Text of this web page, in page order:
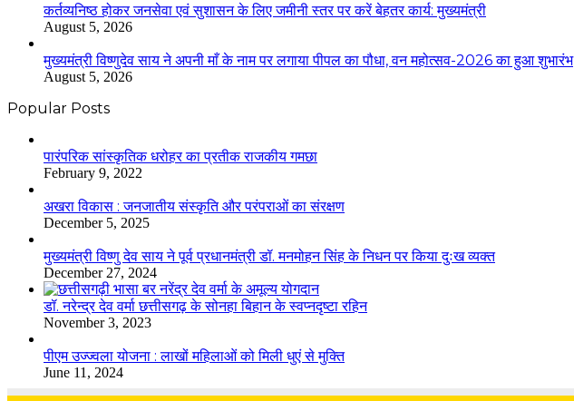
कर्तव्यनिष्ठ होकर जनसेवा एवं सुशासन के लिए जमीनी स्तर पर करें बेहतर कार्य: मुख्यमंत्री
August 5, 2026
मुख्यमंत्री विष्णुदेव साय ने अपनी माँ के नाम पर लगाया पीपल का पौधा, वन महोत्सव-2026 का हुआ शुभारंभ
August 5, 2026
Popular Posts
​​​​​​​पारंपरिक सांस्कृतिक धरोहर का प्रतीक राजकीय गमछा
February 9, 2022
अखरा विकास : जनजातीय संस्कृति और परंपराओं का संरक्षण
December 5, 2025
मुख्यमंत्री विष्णु देव साय ने पूर्व प्रधानमंत्री डॉ. मनमोहन सिंह के निधन पर किया दुःख व्यक्त
December 27, 2024
डॉ. नरेन्द्र देव वर्मा छत्तीसगढ़ के सोनहा बिहान के स्वप्नदृष्टा रहिन
November 3, 2023
पीएम उज्ज्वला योजना : लाखों महिलाओं को मिली धुएं से मुक्ति
June 11, 2024